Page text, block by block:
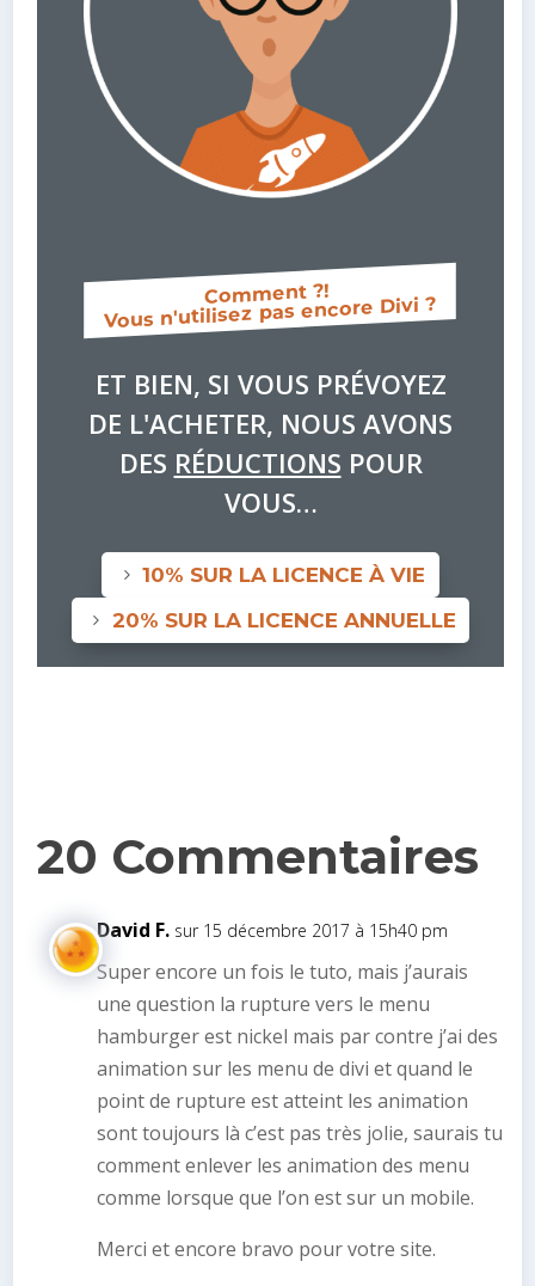
Comment ?!
Vous n'utilisez pas encore Divi ?
ET BIEN, SI VOUS PRÉVOYEZ
DE L'ACHETER, NOUS AVONS
DES RÉDUCTIONS POUR
VOUS…
10% SUR LA LICENCE À VIE
20% SUR LA LICENCE ANNUELLE
20 Commentaires
David F. sur 15 décembre 2017 à 15h40 pm
Super encore un fois le tuto, mais j’aurais
une question la rupture vers le menu
hamburger est nickel mais par contre j’ai des
animation sur les menu de divi et quand le
point de rupture est atteint les animation
sont toujours là c’est pas très jolie, saurais tu
comment enlever les animation des menu
comme lorsque que l’on est sur un mobile.
Merci et encore bravo pour votre site.